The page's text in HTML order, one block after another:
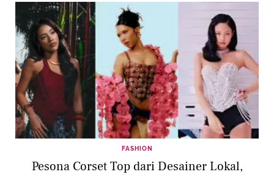
FASHION
Pesona Corset Top dari Desainer Lokal,